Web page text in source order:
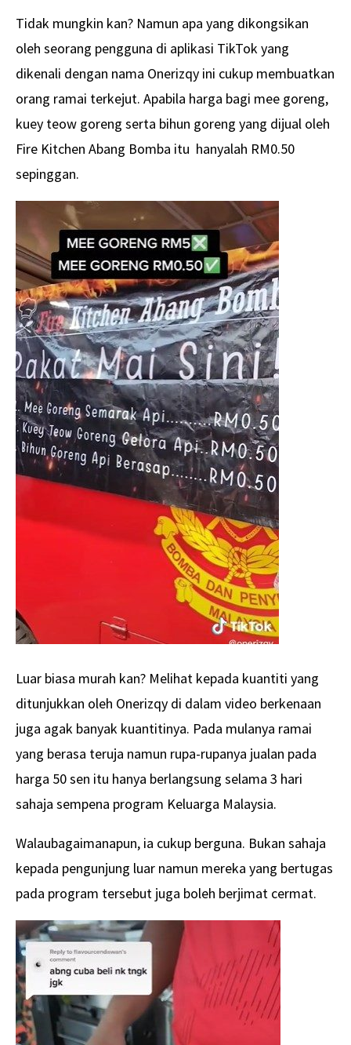
Tidak mungkin kan? Namun apa yang dikongsikan
oleh seorang pengguna di aplikasi TikTok yang
dikenali dengan nama Onerizqy ini cukup membuatkan
orang ramai terkejut. Apabila harga bagi mee goreng,
kuey teow goreng serta bihun goreng yang dijual oleh
Fire Kitchen Abang Bomba itu hanyalah RM0.50
sepinggan.
Luar biasa murah kan? Melihat kepada kuantiti yang
ditunjukkan oleh Onerizqy di dalam video berkenaan
juga agak banyak kuantitinya. Pada mulanya ramai
yang berasa teruja namun rupa-rupanya jualan pada
harga 50 sen itu hanya berlangsung selama 3 hari
sahaja sempena program Keluarga Malaysia.
Walaubagaimanapun, ia cukup berguna. Bukan sahaja
kepada pengunjung luar namun mereka yang bertugas
pada program tersebut juga boleh berjimat cermat.